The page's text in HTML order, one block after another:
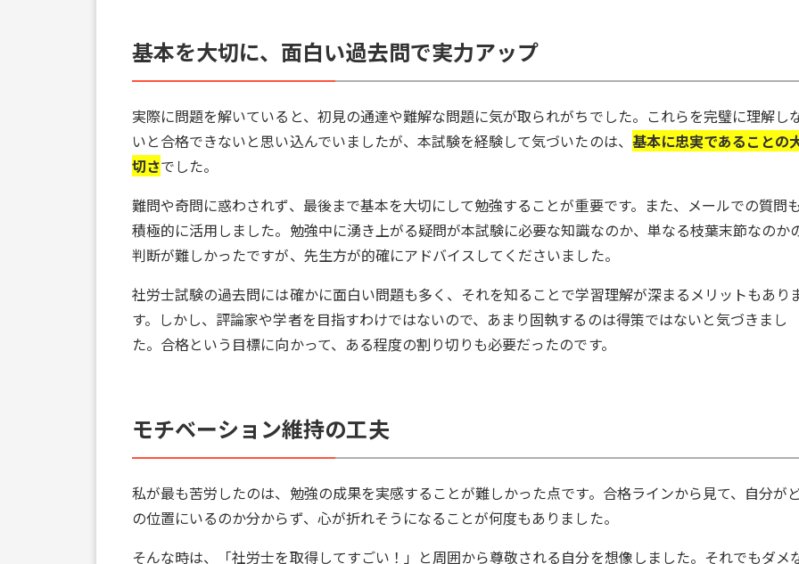
基本を大切に、面白い過去問で実力アップ
実際に問題を解いていると、初見の通達や難解な問題に気が取られがちでした。これらを完璧に理解し
いと合格できないと思い込んでいましたが、本試験を経験して気づいたのは、 基本に忠実であることの
切さでした。
難問や奇問に惑わされず、最後まで基本を大切にして勉強することが重要です。また、メールでの質問
積極的に活用しました。勉強中に湧き上がる疑問が本試験に必要な知識なのか、単なる枝葉末節なのか
判断が難しかったですが、先生方が的確にアドバイスしてくださいました。
社労士試験の過去問には確かに面白い問題も多く、それを知ることで学習理解が深まるメリットもあり
す。しかし、評論家や学者を目指すわけではないので、あまり固執するのは得策ではないと気づきまし
た。合格という目標に向かって、ある程度の割り切りも必要だったのです。
モチベーション維持の工夫
私が最も苦労したのは、勉強の成果を実感することが難しかった点です。合格ラインから見て、自分が
の位置にいるのか分からず、心が折れそうになることが何度もありました。
そんな時は、「社労士を取得してすごい！」と周囲から尊敬される自分を想像しました。それでもダメ